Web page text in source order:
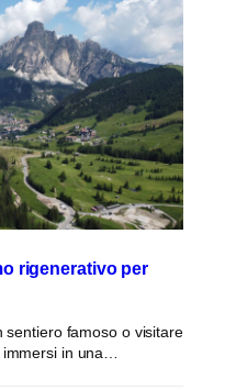
rigenerativo per
sentiero famoso o visitare
in una…